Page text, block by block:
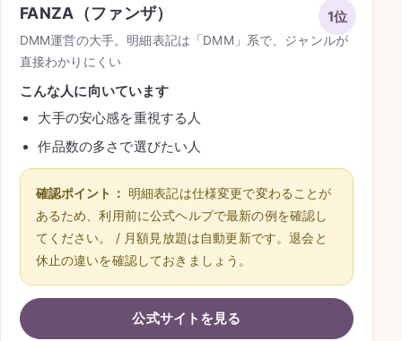
1位
FANZA（ファンザ）
DMM運営の大手。明細表記は「DMM」系で、ジャンルが
直接わかりにくい
こんな人に向いています
大手の安心感を重視する人
作品数の多さで選びたい人
確認ポイント： 明細表記は仕様変更で変わることが
あるため、利用前に公式ヘルプで最新の例を確認し
てください。 / 月額見放題は自動更新です。退会と
休止の違いを確認しておきましょう。
公式サイトを見る